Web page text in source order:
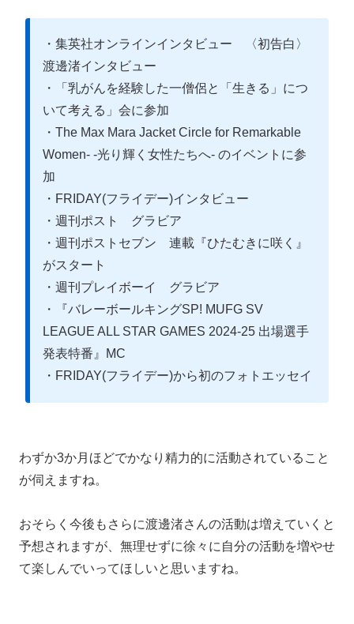
・集英社オンラインインタビュー 〈初告白〉
渡邊渚インタビュー
・「乳がんを経験した一僧侶と「生きる」につ
いて考える」会に参加
・The Max Mara Jacket Circle for Remarkable
Women- -光り輝く女性たちへ- のイベントに参
加
・FRIDAY(フライデー)インタビュー
・週刊ポスト グラビア
・週刊ポストセブン 連載『ひたむきに咲く』
がスタート
・週刊プレイボーイ グラビア
・『バレーボールキングSP! MUFG SV
LEAGUE ALL STAR GAMES 2024-25 出場選手
発表特番』MC
・FRIDAY(フライデー)から初のフォトエッセイ
わずか3か月ほどでかなり精力的に活動されていること
が伺えますね。
おそらく今後もさらに渡邊渚さんの活動は増えていくと
予想されますが、無理せずに徐々に自分の活動を増やせ
て楽しんでいってほしいと思いますね。